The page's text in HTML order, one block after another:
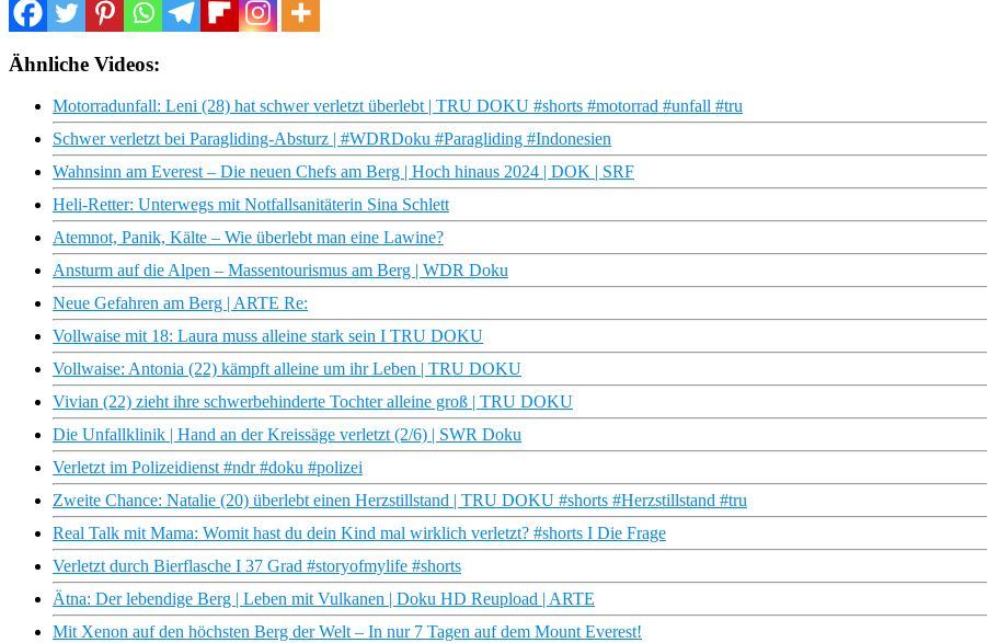
Ähnliche Videos:
Motorradunfall: Leni (28) hat schwer verletzt überlebt | TRU DOKU #shorts #motorrad #unfall #tru
Schwer verletzt bei Paragliding-Absturz | #WDRDoku #Paragliding #Indonesien
Wahnsinn am Everest – Die neuen Chefs am Berg | Hoch hinaus 2024 | DOK | SRF
Heli-Retter: Unterwegs mit Notfallsanitäterin Sina Schlett
Atemnot, Panik, Kälte – Wie überlebt man eine Lawine?
Ansturm auf die Alpen – Massentourismus am Berg | WDR Doku
Neue Gefahren am Berg | ARTE Re:
Vollwaise mit 18: Laura muss alleine stark sein I TRU DOKU
Vollwaise: Antonia (22) kämpft alleine um ihr Leben | TRU DOKU
Vivian (22) zieht ihre schwerbehinderte Tochter alleine groß | TRU DOKU
Die Unfallklinik | Hand an der Kreissäge verletzt (2/6) | SWR Doku
Verletzt im Polizeidienst #ndr #doku #polizei
Zweite Chance: Natalie (20) überlebt einen Herzstillstand | TRU DOKU #shorts #Herzstillstand #tru
Real Talk mit Mama: Womit hast du dein Kind mal wirklich verletzt? #shorts I Die Frage
Verletzt durch Bierflasche I 37 Grad #storyofmylife #shorts
Ätna: Der lebendige Berg | Leben mit Vulkanen | Doku HD Reupload | ARTE
Mit Xenon auf den höchsten Berg der Welt – In nur 7 Tagen auf dem Mount Everest!